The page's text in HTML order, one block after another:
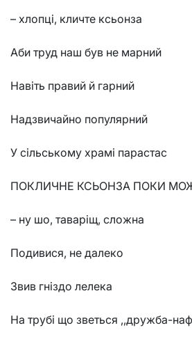
– хлопці, кличте ксьонза
Аби труд наш був не марний
Навіть правий й гарний
Надзвичайно популярний
У сільському храмі парастас
ПОКЛИЧНЕ КСЬОНЗА ПОКИ
– ну шо, таваріщ, сложна
Подивися, не далеко
Звив гніздо лелека
На трубі що зветься ,,дружба-